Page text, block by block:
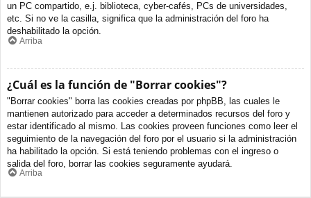
un PC compartido, e.j. biblioteca, cyber-cafés, PCs de universidades,
etc. Si no ve la casilla, significa que la administración del foro ha
deshabilitado la opción.
Arriba
¿Cuál es la función de "Borrar cookies"?
"Borrar cookies" borra las cookies creadas por phpBB, las cuales le
mantienen autorizado para acceder a determinados recursos del foro y
estar identificado al mismo. Las cookies proveen funciones como leer el
seguimiento de la navegación del foro por el usuario si la administración
ha habilitado la opción. Si está teniendo problemas con el ingreso o
salida del foro, borrar las cookies seguramente ayudará.
Arriba